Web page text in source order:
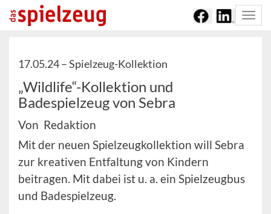
17.05.24 –Spielzeug-Kollektion
„Wildlife“-Kollektion und
Badespielzeug von Sebra
Von Redaktion
Mit der neuen Spielzeugkollektion will Sebra
zur kreativen Entfaltung von Kindern
beitragen. Mit dabei ist u. a. ein Spielzeugbus
und Badespielzeug.